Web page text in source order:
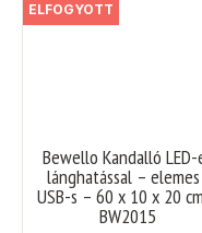
ELFOGYOTT
Bewello Kandalló LED-
lánghatással –
USB-s – 60 x 10 x 20
BW2015